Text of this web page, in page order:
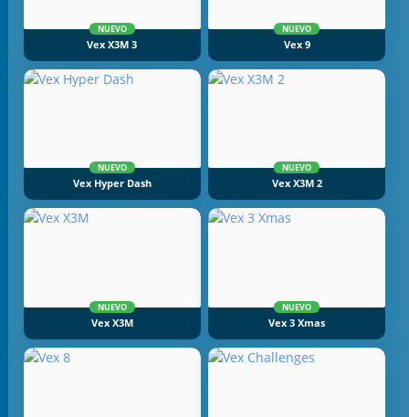
NUEVO
Vex X3M 3
NUEVO
Vex 9
NUEVO
Vex Hyper Dash
NUEVO
Vex X3M 2
NUEVO
Vex X3M
NUEVO
Vex 3 Xmas